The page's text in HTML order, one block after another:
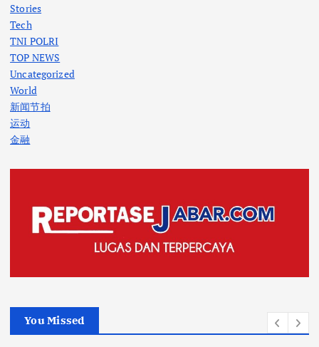
Stories
Tech
TNI POLRI
TOP NEWS
Uncategorized
World
新闻节拍
运动
金融
You Missed